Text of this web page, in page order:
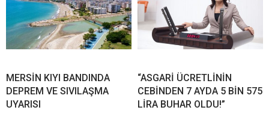
MERSİN KIYI BANDINDA
DEPREM VE SIVILAŞMA
UYARISI
“ASGARİ ÜCRETLİNİN
CEBİNDEN 7 AYDA 5 BİN 575
LİRA BUHAR OLDU!”